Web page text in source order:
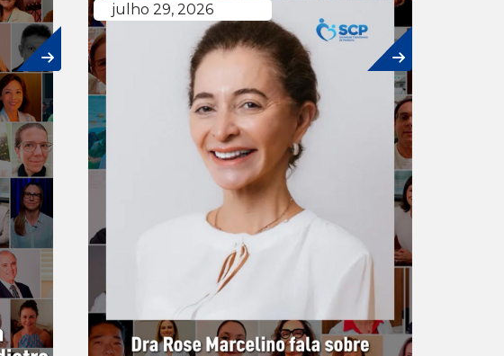
julho 29, 2026